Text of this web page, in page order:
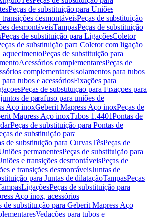
Peças de substituição para Uniões
desmontáveisPeças de substituição
desmontáveisTampasPeças de substituição
Peças de substituição para LigaçõesColetor
de substituição para Coletor com ligação
aquecimentoPeças de substituição para
Acessórios complementaresPeças de
complementaresIsolamentos para tubos
para tubos e acessóriosFixações para
Peças de substituição para Fixações para
de parafuso para uniões de
Aço inoxGeberit Mapress Aço inoxPeças de
Mapress Aço inoxTubos 1.4401Pontas de
Peças de substituição para Pontas de
de substituição para
de substituição para CurvasTêsPeças de
permanentesPeças de substituição para
e transições desmontáveisPeças de
e transições desmontáveisJuntas de
para Juntas de dilataçãoTampasPeças
LigaçõesPeças de substituição para
Aço inox, acessórios
de substituição para Geberit Mapress Aço
Vedações para tubos e